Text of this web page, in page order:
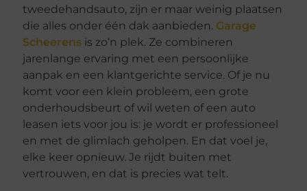
tweedehandsauto, zijn er maar weinig plaatsen
die alles onder één dak aanbieden. Garage
Scheerens is zo’n plek. Ze combineren
jarenlange ervaring met een persoonlijke
aanpak en een klantgerichte service. Of je nu
komt voor een klein probleem, een grote
onderhoudsbeurt of wil weten of een auto
leasen iets voor jou is: je wordt er professioneel
en met de glimlach geholpen. En dat voel je,
elke keer opnieuw. Je rijdt buiten met
vertrouwen, en dat is precies wat telt.